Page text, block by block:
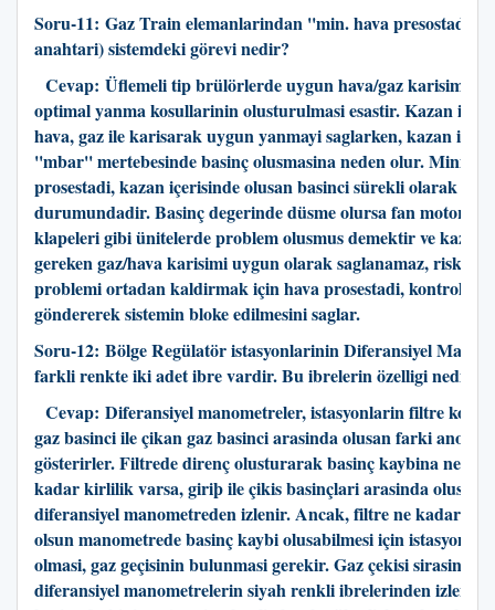
Soru-11: Gaz Train elemanlarindan ''min. hava presostadi''
anahtari) sistemdeki görevi nedir?
Cevap: Üflemeli tip brülörlerde uygun hava/gaz
optimal yanma kosullarinin olusturulmasi esastir. Kazan
hava, gaz ile karisarak uygun yanmayi saglarken, kazan
''mbar'' mertebesinde basinç olusmasina neden olur.
prosestadi, kazan içerisinde olusan basinci sürekli olarak
durumundadir. Basinç degerinde düsme olursa fan motoru,
klapeleri gibi ünitelerde problem olusmus demektir ve kazan
gereken gaz/hava karisimi uygun olarak saglanamaz, risk
problemi ortadan kaldirmak için hava prosestadi, kontrol
göndererek sistemin bloke edilmesini saglar.
Soru-12: Bölge Regülatör istasyonlarinin Diferansiyel
farkli renkte iki adet ibre vardir. Bu ibrelerin özelligi nedir?
Cevap: Diferansiyel manometreler, istasyonlarin filtre
gaz basinci ile çikan gaz basinci arasinda olusan farki anolog
gösterirler. Filtrede direnç olusturarak basinç kaybina neden
kadar kirlilik varsa, giriþ ile çikis basinçlari arasinda olusan
diferansiyel manometreden izlenir. Ancak, filtre ne kadar
olsun manometrede basinç kaybi olusabilmesi için istasyonun
olmasi, gaz geçisinin bulunmasi gerekir. Gaz çekisi sirasinda
diferansiyel manometrelerin siyah renkli ibrelerinden izlenir.